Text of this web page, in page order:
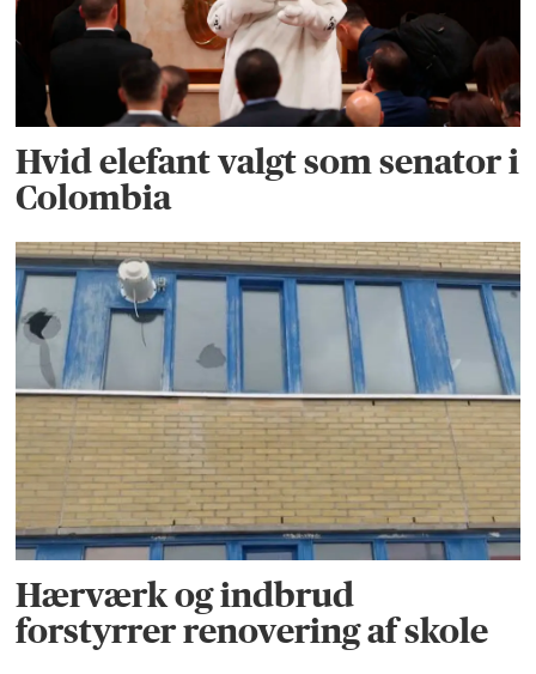
Hvid elefant valgt som senator i
Colombia
Hærværk og indbrud
forstyrrer renovering af skole